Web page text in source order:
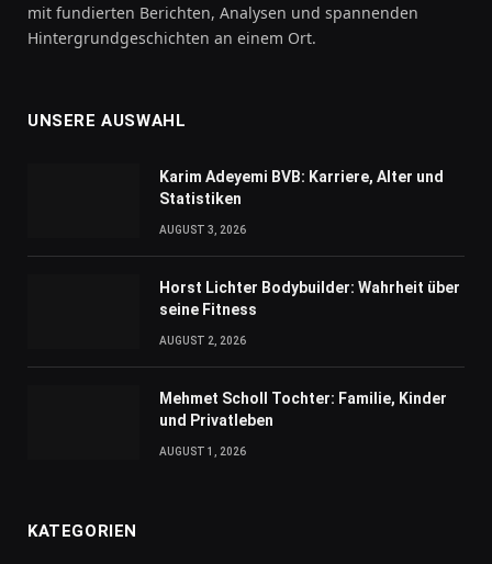
mit fundierten Berichten, Analysen und spannenden
Hintergrundgeschichten an einem Ort.
UNSERE AUSWAHL
Karim Adeyemi BVB: Karriere, Alter und
Statistiken
AUGUST 3, 2026
Horst Lichter Bodybuilder: Wahrheit über
seine Fitness
AUGUST 2, 2026
Mehmet Scholl Tochter: Familie, Kinder
und Privatleben
AUGUST 1, 2026
KATEGORIEN